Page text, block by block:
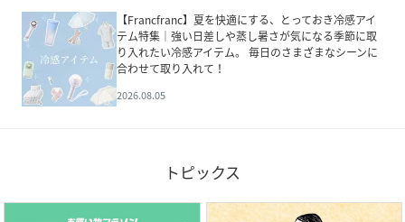
【Francfranc】夏を快適にする、とっておき冷感アイ
テム特集｜強い日差しや蒸し暑さが気になる季節に取
り入れたい冷感アイテム。 毎日のさまざまなシーンに
合わせて取り入れて！
2026.08.05
トピックス